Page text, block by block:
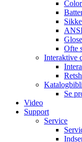
Ofte
Interaktive
Se
Video
Support
Service